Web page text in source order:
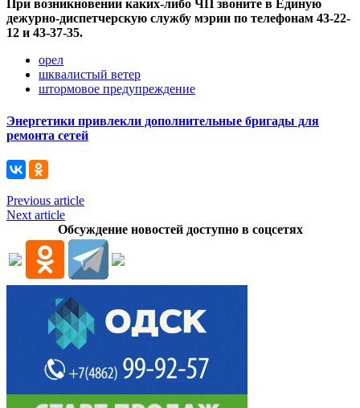
При возникновении каких-либо ЧП звоните в Единую
дежурно-диспетчерскую службу мэрии по телефонам 43-22-
12 и 43-37-35.
орел
шквалистый ветер
штормовое предупреждение
Энергетики привлекли дополнительные бригады для
ремонта сетей
Previous article
Next article
Обсуждение новостей доступно в соцсетях